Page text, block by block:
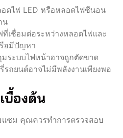
ดไฟ LED หรือหลอดไฟซีนอน
น
ที่เชื่อมต่อระหว่างหลอดไฟและ
อมีปัญหา
ระบบไฟหน้าอาจถูกตัดขาด
รถยนต์อาจไม่มีพลังงานเพียงพอ
บื้องต้น
แซม คุณควรทำการตรวจสอบ